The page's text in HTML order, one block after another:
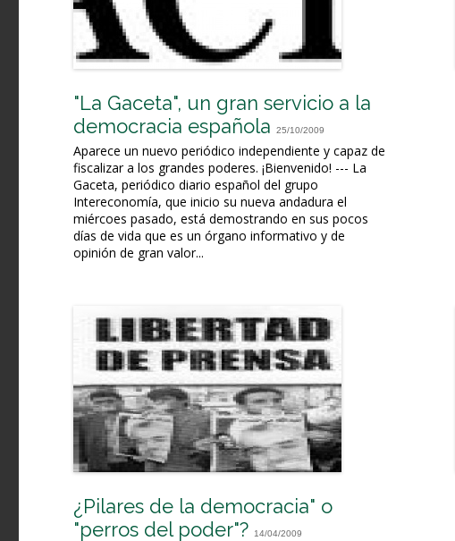
"La Gaceta", un gran servicio a la
democracia española
25/10/2009
Aparece un nuevo periódico independiente y capaz de
fiscalizar a los grandes poderes. ¡Bienvenido! --- La
Gaceta, periódico diario español del grupo
Intereconomía, que inicio su nueva andadura el
miércoes pasado, está demostrando en sus pocos
días de vida que es un órgano informativo y de
opinión de gran valor...
¿Pilares de la democracia" o
"perros del poder"?
14/04/2009